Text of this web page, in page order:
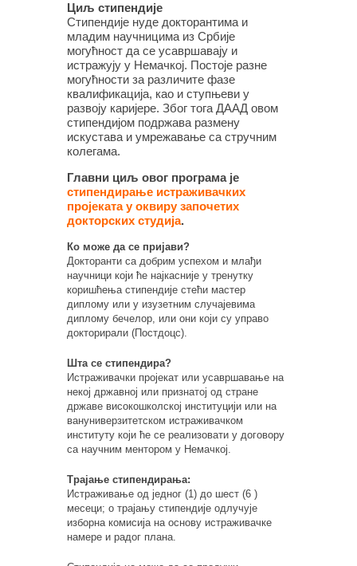
Циљ стипендије
Стипендије нуде докторантима и
младим научницима из Србије
могућност да се усавршавају и
истражују у Немачкој. Постоје разне
могућности за различите фазе
квалификација, као и ступњеви у
развоју каријере. Због тога ДААД овом
стипендијом подржава размену
искустава и умрежавање са стручним
колегама.
Главни циљ овог програма је
стипендирање истраживачких
пројеката у оквиру започетих
докторских студија.
Ко може да се пријави?
Докторанти са добрим успехом и млађи
научници који ће најкасније у тренутку
коришћења стипендије стећи мастер
диплому или у изузетним случајевима
диплому бечелор, или они који су управо
докторирали (Постдоцс).
Шта се стипендира?
Истраживачки пројекат или усавршавање на
некој државној или признатој од стране
државе високошколској институцији или на
вануниверзитетском истраживачком
институту који ће се реализовати у договору
са научним ментором у Немачкој.
Трајање стипендирања:
Истраживање од једног (1) до шест (6 )
месеци; о трајању стипендије одлучује
изборна комисија на основу истраживачке
намере и радог плана.